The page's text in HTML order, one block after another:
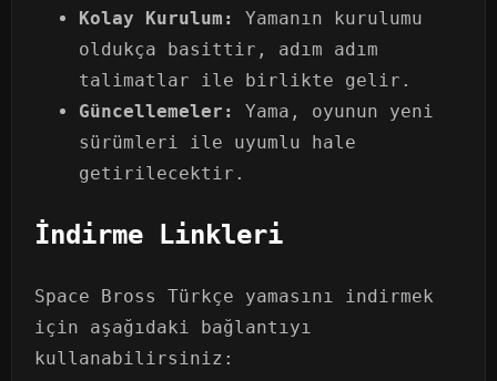
Kolay Kurulum:
Yamanın kurulumu
oldukça basittir, adım adım
talimatlar ile birlikte gelir.
Güncellemeler:
Yama, oyunun yeni
sürümleri ile uyumlu hale
getirilecektir.
İndirme Linkleri
Space Bross Türkçe yamasını indirmek
için aşağıdaki bağlantıyı
kullanabilirsiniz: